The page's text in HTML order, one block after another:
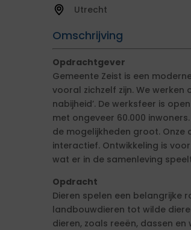
Utrecht
Omschrijving
Opdrachtgever
Gemeente Zeist is een
vooral zichzelf zijn. We
nabijheid’. De werksfeer is
met ongeveer 60.000
de mogelijkheden groot. Onze
interactief. Ontwikkeling is
wat er in de samenleving
Opdracht
Dieren spelen een belangrijke
landbouwdieren tot wilde
dieren, zoals reeën, dassen